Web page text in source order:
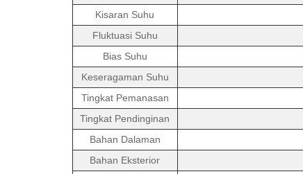
Kisaran Suhu
Fluktuasi Suhu
Bias Suhu
Keseragaman Suhu
Tingkat Pemanasan
Tingkat Pendinginan
Bahan Dalaman
Bahan Eksterior